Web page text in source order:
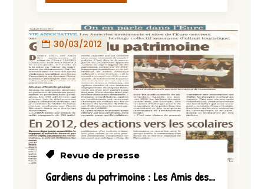
30/03/2012
Revue de presse
Gardiens du patrimoine : Les Amis des Monuments et Sites de l’Eure oeuvrent sans relâche pour préserver un héritage collectif synonyme d’attrait touristique